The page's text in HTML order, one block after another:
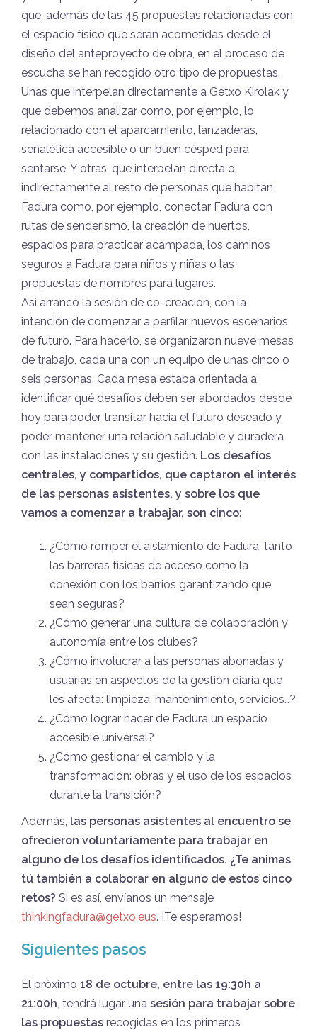
que, además de las 45 propuestas relacionadas con
el espacio físico que serán acometidas desde el
diseño del anteproyecto de obra, en el proceso de
escucha se han recogido otro tipo de propuestas.
Unas que interpelan directamente a Getxo Kirolak y
que debemos analizar como, por ejemplo, lo
relacionado con el aparcamiento, lanzaderas,
señalética accesible o un buen césped para
sentarse. Y otras, que interpelan directa o
indirectamente al resto de personas que habitan
Fadura como, por ejemplo, conectar Fadura con
rutas de senderismo, la creación de huertos,
espacios para practicar acampada, los caminos
seguros a Fadura para niños y niñas o las
propuestas de nombres para lugares.
Así arrancó la sesión de co-creación, con la
intención de comenzar a perfilar nuevos escenarios
de futuro. Para hacerlo, se organizaron nueve mesas
de trabajo, cada una con un equipo de unas cinco o
seis personas. Cada mesa estaba orientada a
identificar qué desafíos deben ser abordados desde
hoy para poder transitar hacia el futuro deseado y
poder mantener una relación saludable y duradera
con las instalaciones y su gestión. Los desafíos
centrales, y compartidos, que captaron el interés
de las personas asistentes, y sobre los que
vamos a comenzar a trabajar, son cinco:
¿Cómo romper el aislamiento de Fadura, tanto
las barreras físicas de acceso como la
conexión con los barrios garantizando que
sean seguras?
¿Cómo generar una cultura de colaboración y
autonomía entre los clubes?
¿Cómo involucrar a las personas abonadas y
usuarias en aspectos de la gestión diaria que
les afecta: limpieza, mantenimiento, servicios…?
¿Cómo lograr hacer de Fadura un espacio
accesible universal?
¿Cómo gestionar el cambio y la
transformación: obras y el uso de los espacios
durante la transición?
Además, las personas asistentes al encuentro se
ofrecieron voluntariamente para trabajar en
alguno de los desafíos identificados. ¿Te animas
tú también a colaborar en alguno de estos cinco
retos? Si es así, envíanos un mensaje
thinkingfadura@getxo.eus. ¡Te esperamos!
Siguientes pasos
El próximo 18 de octubre, entre las 19:30h a
21:00h, tendrá lugar una sesión para trabajar sobre
las propuestas recogidas en los primeros